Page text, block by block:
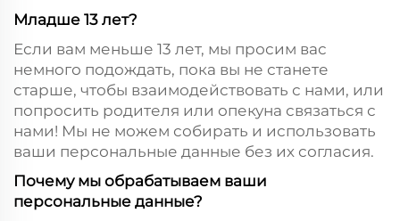
Младше 13 лет?
Если вам меньше 13 лет, мы просим вас
немного подождать, пока вы не станете
старше, чтобы взаимодействовать с нами, или
попросить родителя или опекуна связаться с
нами! Мы не можем собирать и использовать
ваши персональные данные без их согласия.
Почему мы обрабатываем ваши
персональные данные?